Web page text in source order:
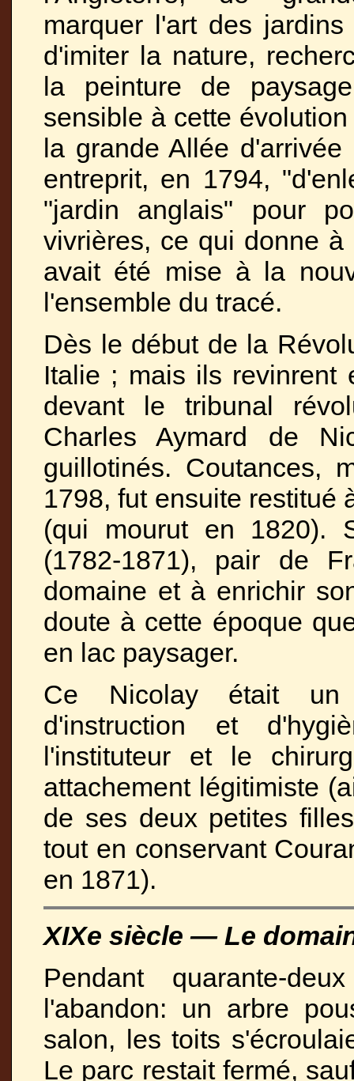
marquer l'art des
d'imiter la nature,
la peinture de
sensible à cette
la grande Allée
entreprit, en 1794,
"jardin anglais" pour
vivrières, ce qui donne
avait été mise à la
l'ensemble du tracé.
Dès le début de la
Italie ; mais ils revinrent
devant le tribunal
Charles Aymard de
guillotinés. Coutances,
1798, fut ensuite restitué
(qui mourut en 1820).
(1782-1871), pair de
domaine et à enrichir
doute à cette époque
en lac paysager.
Ce Nicolay était un
d'instruction et
l'instituteur et le
attachement légitimiste
de ses deux petites
tout en conservant
en 1871).
XIXe siècle — Le
Pendant quarante-
l'abandon: un arbre
salon, les toits
Le parc restait fermé,